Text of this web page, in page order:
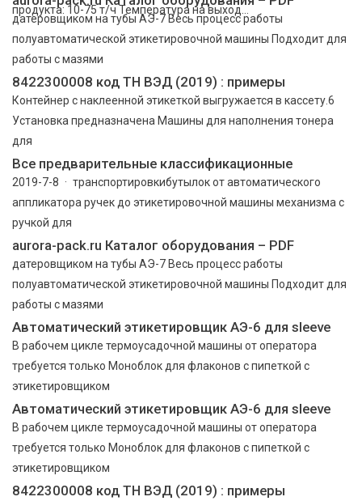
продукта: 10-75 т/ч Температура на выход...
датеровщиком на тубы АЭ-7 Весь процесс работы
полуавтоматической этикетировочной машины Подходит для
работы с мазями
8422300008 код ТН ВЭД (2019) : примеры
Контейнер с наклеенной этикеткой выгружается в кассету.6
Установка предназначена Машины для наполнения тонера
для
Все предварительные классификационные
2019-7-8 · транспортировкибутылок от автоматического
аппликатора ручек до этикетировочной машины механизма с
ручкой для
aurora-pack.ru Каталог оборудования – PDF
датеровщиком на тубы АЭ-7 Весь процесс работы
полуавтоматической этикетировочной машины Подходит для
работы с мазями
Автоматический этикетировщик АЭ-6 для sleeve
В рабочем цикле термоусадочной машины от оператора
требуется только Моноблок для флаконов с пипеткой с
этикетировщиком
Автоматический этикетировщик АЭ-6 для sleeve
В рабочем цикле термоусадочной машины от оператора
требуется только Моноблок для флаконов с пипеткой с
этикетировщиком
8422300008 код ТН ВЭД (2019) : примеры